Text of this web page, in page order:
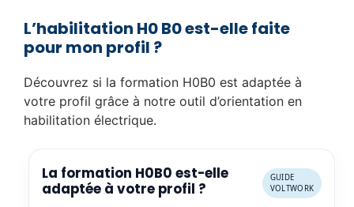
L’habilitation H0 B0 est-elle faite
pour mon profil ?
Découvrez si la formation H0B0 est adaptée à
votre profil grâce à notre outil d’orientation en
habilitation électrique.
La formation H0B0 est-elle
adaptée à votre profil ?
GUIDE
VOLTWORK